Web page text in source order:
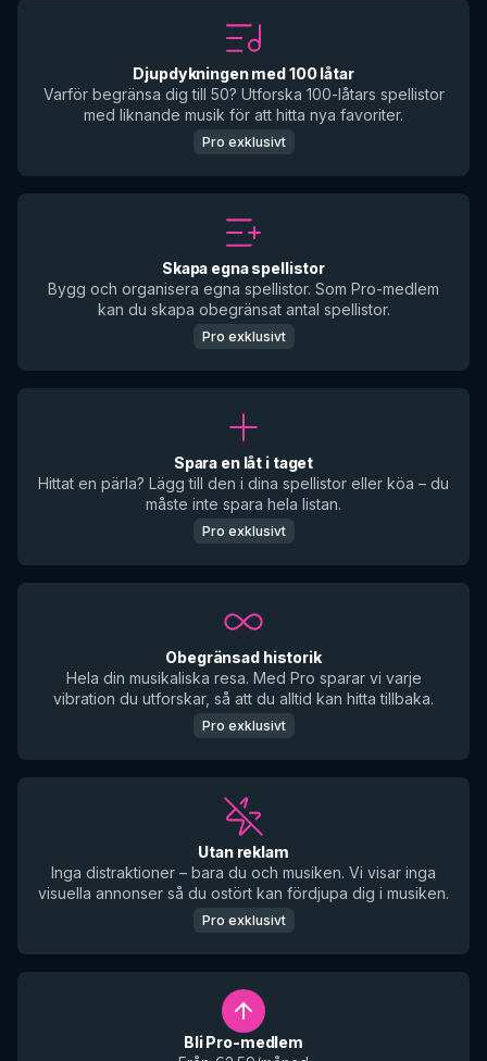
Djupdykningen med 100 låtar
Varför begränsa dig till 50? Utforska 100-låtars spellistor
med liknande musik för att hitta nya favoriter.
Pro exklusivt
Skapa egna spellistor
Bygg och organisera egna spellistor. Som Pro-medlem
kan du skapa obegränsat antal spellistor.
Pro exklusivt
Spara en låt i taget
Hittat en pärla? Lägg till den i dina spellistor eller köa – du
måste inte spara hela listan.
Pro exklusivt
Obegränsad historik
Hela din musikaliska resa. Med Pro sparar vi varje
vibration du utforskar, så att du alltid kan hitta tillbaka.
Pro exklusivt
Utan reklam
Inga distraktioner – bara du och musiken. Vi visar inga
visuella annonser så du ostört kan fördjupa dig i musiken.
Pro exklusivt
Bli Pro-medlem